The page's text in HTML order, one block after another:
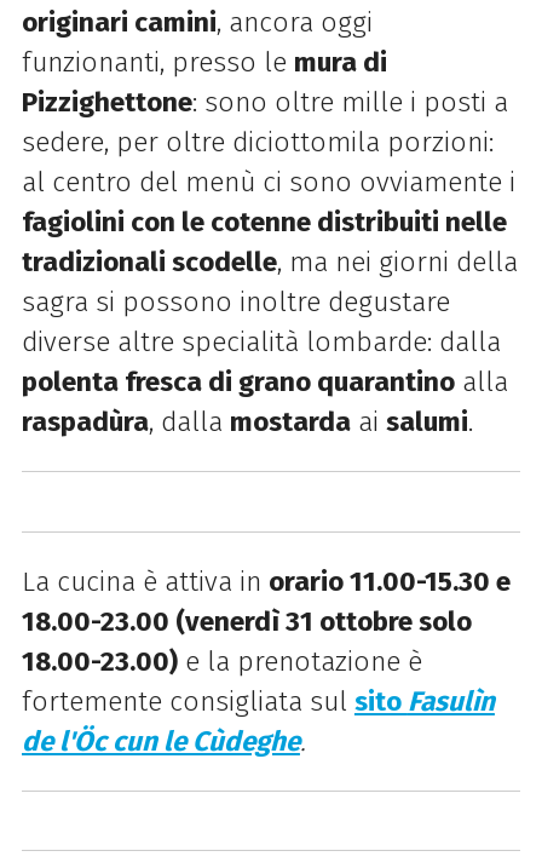
originari camini, ancora oggi
funzionanti, presso le mura di
Pizzighettone: sono oltre mille i posti a
sedere, per oltre diciottomila porzioni:
al centro del menù ci sono ovviamente i
fagiolini con le cotenne distribuiti nelle
tradizionali scodelle, ma nei giorni della
sagra si possono inoltre degustare
diverse altre specialità lombarde: dalla
polenta fresca di grano quarantinoalla
raspadùra, dalla mostardaai salumi.
La cucina è attiva in orario 11.00-15.30 e
18.00-23.00 (venerdì 31 ottobre solo
18.00-23.00)e la prenotazione è
fortemente consigliata sul sito Fasulìn
de l'Öc cun le Cùdeghe.